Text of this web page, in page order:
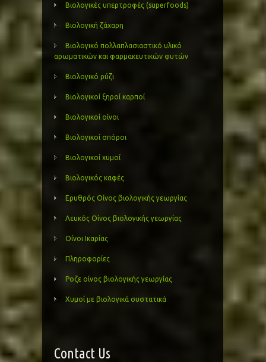
Βιολογικές υπερτροφές (superfoods)
Βιολογική ζάχαρη
Βιολογικό πολλαπλασιαστικό υλικό
αρωματικών και φαρμακευτικών φυτών
Βιολογικό ρύζι
Βιολογικοί ξηροί καρποί
Βιολογικοί οίνοι
Βιολογικοί σπόροι
Βιολογικοί χυμοί
Βιολογικός καφές
Ερυθρός Οίνος βιολογικής γεωργίας
Λευκός Οίνος βιολογικής γεωργίας
Οίνοι Ικαρίας
Πληροφορίες
Ροζε οίνος βιολογικής γεωργίας
Χυμοί με βιολογικά συστατικά
Contact Us